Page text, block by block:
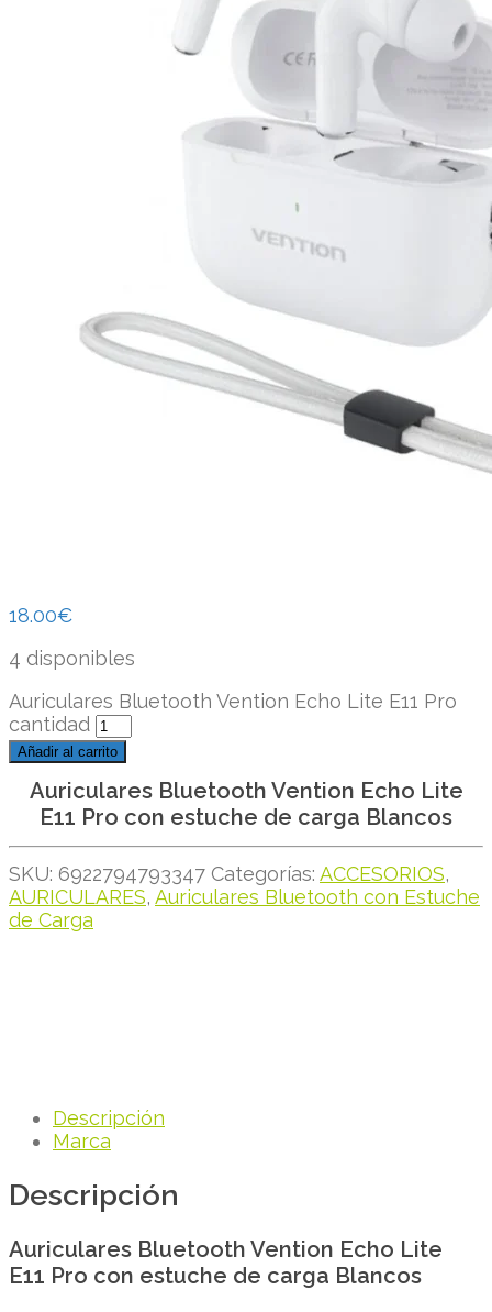
18.00€
4 disponibles
Auriculares Bluetooth Vention Echo Lite E11 Pro
cantidad
Añadir al carrito
Auriculares Bluetooth Vention Echo Lite
E11 Pro con estuche de carga Blancos
SKU: 6922794793347 Categorías: ACCESORIOS,
AURICULARES, Auriculares Bluetooth con Estuche
de Carga
Descripción
Marca
Descripción
Auriculares Bluetooth Vention Echo Lite
E11 Pro con estuche de carga Blancos